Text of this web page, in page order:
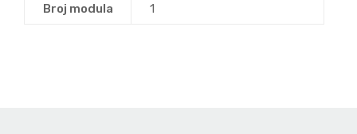
Broj modula 1